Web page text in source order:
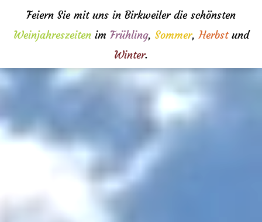
Feiern Sie mit uns in Birkweiler die schönsten
Weinjahreszeitenim Frühling, Sommer,Herbstund
Winter.